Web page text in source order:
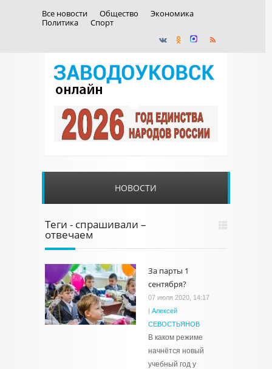
Все новости Общество
Экономика
Политика
Спорт
НОВОСТИ
Теги - спрашивали –
отвечаем
За парты 1
сентября?
07 июля 2020, 14:17
| Алексей
СЕВОСТЬЯНОВ
В каком режиме
начнётся новый
учебный год у